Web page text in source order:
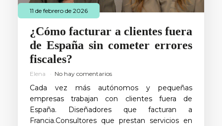
11 de febrero de 2026
¿Cómo facturar a clientes fuera
de España sin cometer errores
fiscales?
Elena No hay comentarios
Cada vez más autónomos y pequeñas
empresas trabajan con clientes fuera de
España. Diseñadores que facturan a
Francia.Consultores que prestan servicios en